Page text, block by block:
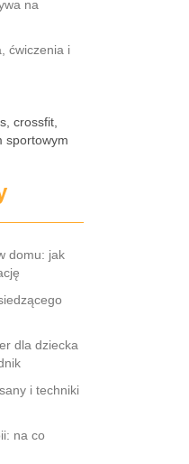
na
ćwiczenia i
crossfit,
sportowym
domu: jak
dla dziecka
i techniki
na co